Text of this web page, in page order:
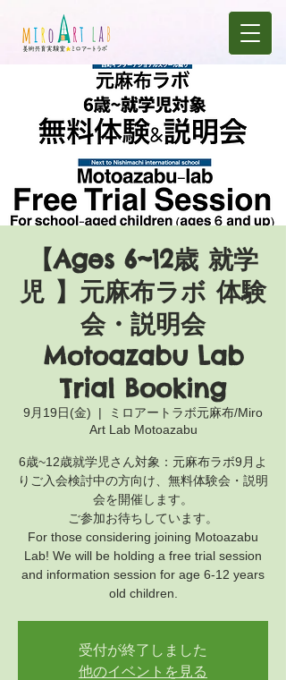
【Ages 6~12歳 就学
児 】元麻布ラボ 体験
会・説明会
Motoazabu Lab
Trial Booking
9月19日(金)
  |
ミロアートラボ元麻布/Miro
Art Lab Motoazabu
6歳~12歳就学児さん対象：元麻布ラボ9月よ
りご入会検討中の方向け、無料体験会・説明
会を開催します。
ご参加お待ちしています。
For those considering joining Motoazabu
Lab! We will be holding a free trial session
and information session for age 6-12 years
old children.
受付が終了しました
他のイベントを見る